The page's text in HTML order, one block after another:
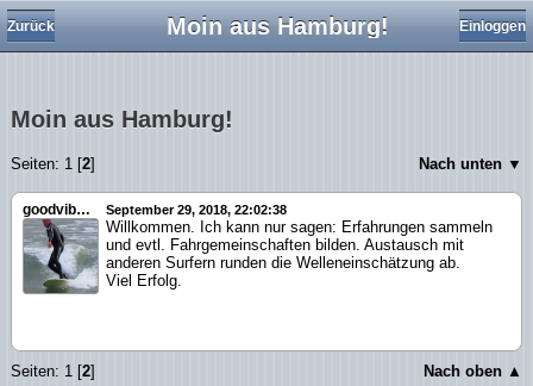
Moin aus Hamburg!
Zurück Einloggen
Moin aus Hamburg!
Seiten: 1 [2] Nach unten ▼
goodvibrations September 29, 2018, 22:02:38
Willkommen. Ich kann nur sagen: Erfahrungen sammeln
und evtl. Fahrgemeinschaften bilden. Austausch mit
anderen Surfern runden die Welleneinschätzung ab.
Viel Erfolg.
Seiten: 1 [2] Nach oben ▲